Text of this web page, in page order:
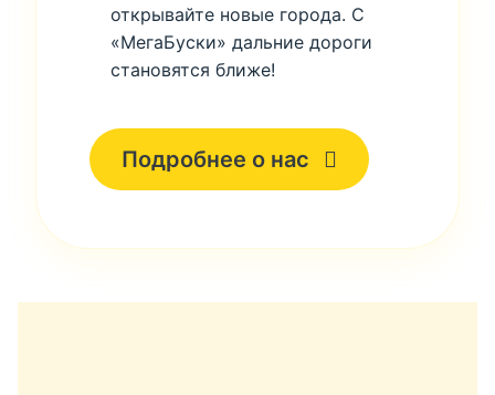
открывайте новые города. С
«МегаБуски» дальние дороги
становятся ближе!
Подробнее о нас